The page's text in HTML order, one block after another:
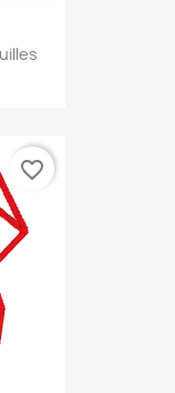
favorite_border